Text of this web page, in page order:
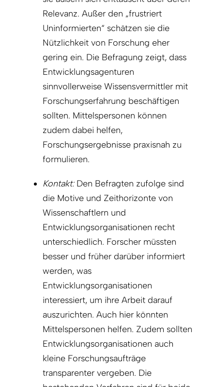
Relevanz. Außer den „frustriert
Uninformierten“ schätzen sie die
Nützlichkeit von Forschung eher
gering ein. Die Befragung zeigt, dass
Entwicklungsagenturen
sinnvollerweise Wissensvermittler mit
Forschungserfahrung beschäftigen
sollten. Mittelspersonen können
zudem dabei helfen,
Forschungsergebnisse praxisnah zu
formulieren.
Kontakt:Den Befragten zufolge sind
die Motive und Zeithorizonte von
Wissenschaftlern und
Entwicklungsorganisationen recht
unterschiedlich. Forscher müssten
besser und früher darüber informiert
werden, was
Entwicklungsorganisationen
interessiert, um ihre Arbeit darauf
auszurichten. Auch hier könnten
Mittelspersonen helfen. Zudem sollten
Entwicklungsorganisationen auch
kleine Forschungsaufträge
transparenter vergeben. Die